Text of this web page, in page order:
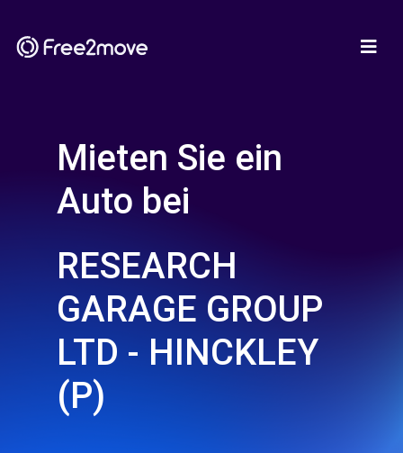
Mieten Sie ein
Auto bei
RESEARCH
GARAGE GROUP
LTD - HINCKLEY
(P)